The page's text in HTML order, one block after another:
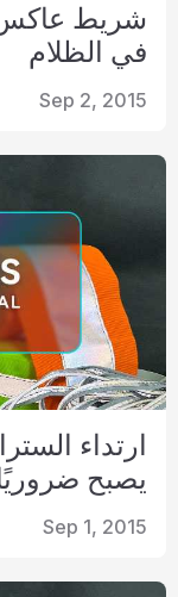
شريط عاكس
في الظلام
Sep 2, 2015
ارتداء
يصبح
Sep 1, 2015